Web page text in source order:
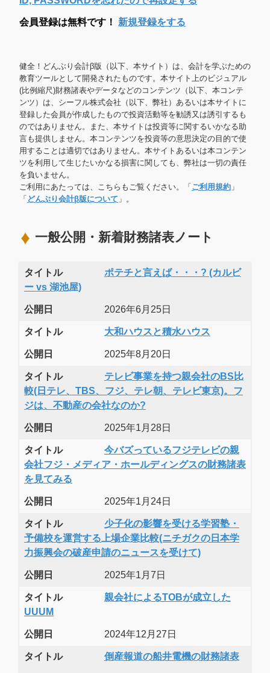
会員登録は無料です！ 新規登録をする
健全！どんぶり会計β版（以下、本サイト）は、会計を学ぶための
教育ツールとして開発されたものです。本サイト上のビジュアル
(比例縮尺)財務諸表やデータなどのコンテンツ（以下、本コンテ
ンツ）は、シーフル株式会社（以下、弊社）あるいは本サイトに
登録した会員が作成したもので投資活動等を勧誘又は誘引するも
のではありません。また、本サイトは投資等に関するいかなる助
言も提供しません。本コンテンツを投資等の意思決定の目的で使
用することは適切ではありません。本サイトあるいは本コンテン
ツを利用して生じたいかなる損害に関しても、弊社は一切の責任
を負いません。
ご利用にあたっては、こちらもご覧ください。「 ご利用規約 」
「 どんぶり会計β版について 」。
一般公開・新着財務諸表ノート
タイトル
ポテチと言えば・・・? (カルビ
ー vs 湖池屋)
公開日 2026年6月25日
タイトル 大和ハウスと積水ハウス
公開日 2025年8月20日
タイトル
テレビ事業を持つ親会社のBS比
較(日テレ、TBS、フジ、テレ朝、テレビ東京)。フ
ジは、不動産の会社なのか?
公開日 2025年1月28日
タイトル
今バズっているフジテレビの親
会社フジ・メディア・ホールディングスの財務諸表
を見てみる
公開日 2025年1月24日
タイトル
少子化の影響を受ける学習塾・
予備校を運営する上場企業比較(ニチガクの日本学
力振興会の破産申請のニュースを受けて)
公開日 2025年1月7日
タイトル
親会社によるTOBが成立した
UUUM
公開日 2024年12月27日
タイトル 倒産報道の船井電機の財務諸表